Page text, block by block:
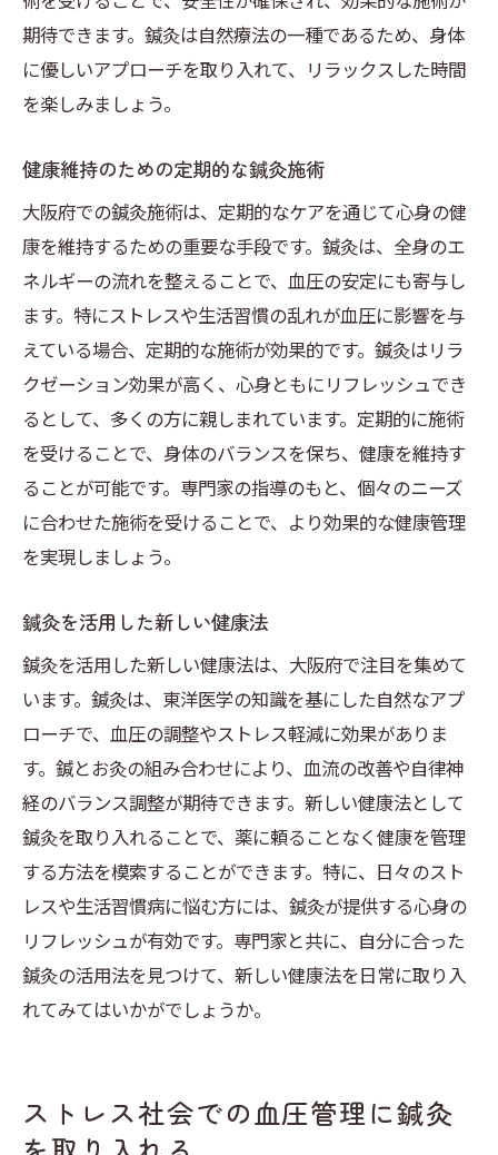
期待できます。鍼灸は自然療法の一種であるため、身体
に優しいアプローチを取り入れて、リラックスした時間
を楽しみましょう。
健康維持のための定期的な鍼灸施術
大阪府での鍼灸施術は、定期的なケアを通じて心身の健
康を維持するための重要な手段です。鍼灸は、全身のエ
ネルギーの流れを整えることで、血圧の安定にも寄与し
ます。特にストレスや生活習慣の乱れが血圧に影響を与
えている場合、定期的な施術が効果的です。鍼灸はリラ
クゼーション効果が高く、心身ともにリフレッシュでき
るとして、多くの方に親しまれています。定期的に施術
を受けることで、身体のバランスを保ち、健康を維持す
ることが可能です。専門家の指導のもと、個々のニーズ
に合わせた施術を受けることで、より効果的な健康管理
を実現しましょう。
鍼灸を活用した新しい健康法
鍼灸を活用した新しい健康法は、大阪府で注目を集めて
います。鍼灸は、東洋医学の知識を基にした自然なアプ
ローチで、血圧の調整やストレス軽減に効果がありま
す。鍼とお灸の組み合わせにより、血流の改善や自律神
経のバランス調整が期待できます。新しい健康法として
鍼灸を取り入れることで、薬に頼ることなく健康を管理
する方法を模索することができます。特に、日々のスト
レスや生活習慣病に悩む方には、鍼灸が提供する心身の
リフレッシュが有効です。専門家と共に、自分に合った
鍼灸の活用法を見つけて、新しい健康法を日常に取り入
れてみてはいかがでしょうか。
ストレス社会での血圧管理に鍼灸